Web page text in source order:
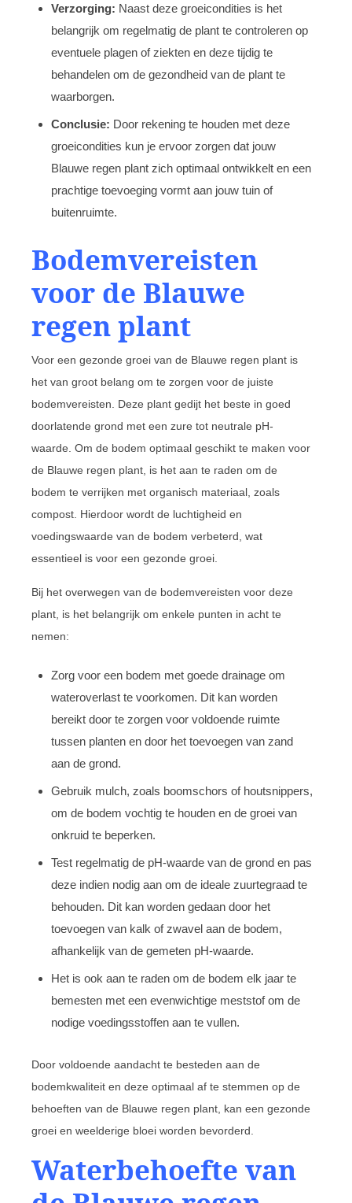
Verzorging: Naast deze groeicondities is het
belangrijk om regelmatig de plant te controleren op
eventuele plagen of ziekten en deze tijdig te
behandelen om de gezondheid van de plant te
waarborgen.
Conclusie: Door rekening te houden met deze
groeicondities kun je ervoor zorgen dat jouw
Blauwe regen plant zich optimaal ontwikkelt en een
prachtige toevoeging vormt aan jouw tuin of
buitenruimte.
Bodemvereisten
voor de Blauwe
regen plant
Voor een gezonde groei van de Blauwe regen plant is
het van groot belang om te zorgen voor de juiste
bodemvereisten. Deze plant gedijt het beste in goed
doorlatende grond met een zure tot neutrale pH-
waarde. Om de bodem optimaal geschikt te maken voor
de Blauwe regen plant, is het aan te raden om de
bodem te verrijken met organisch materiaal, zoals
compost. Hierdoor wordt de luchtigheid en
voedingswaarde van de bodem verbeterd, wat
essentieel is voor een gezonde groei.
Bij het overwegen van de bodemvereisten voor deze
plant, is het belangrijk om enkele punten in acht te
nemen:
Zorg voor een bodem met goede drainage om
wateroverlast te voorkomen. Dit kan worden
bereikt door te zorgen voor voldoende ruimte
tussen planten en door het toevoegen van zand
aan de grond.
Gebruik mulch, zoals boomschors of houtsnippers,
om de bodem vochtig te houden en de groei van
onkruid te beperken.
Test regelmatig de pH-waarde van de grond en pas
deze indien nodig aan om de ideale zuurtegraad te
behouden. Dit kan worden gedaan door het
toevoegen van kalk of zwavel aan de bodem,
afhankelijk van de gemeten pH-waarde.
Het is ook aan te raden om de bodem elk jaar te
bemesten met een evenwichtige meststof om de
nodige voedingsstoffen aan te vullen.
Door voldoende aandacht te besteden aan de
bodemkwaliteit en deze optimaal af te stemmen op de
behoeften van de Blauwe regen plant, kan een gezonde
groei en weelderige bloei worden bevorderd.
Waterbehoefte van